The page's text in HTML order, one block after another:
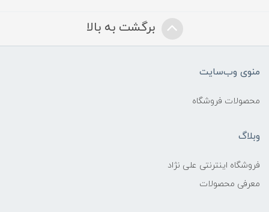
برگشت به بالا
منوی وب‌سایت
محصولات فروشگاه
وبلاگ
فروشگاه اینترنتی علی نژاد
معرفی محصولات